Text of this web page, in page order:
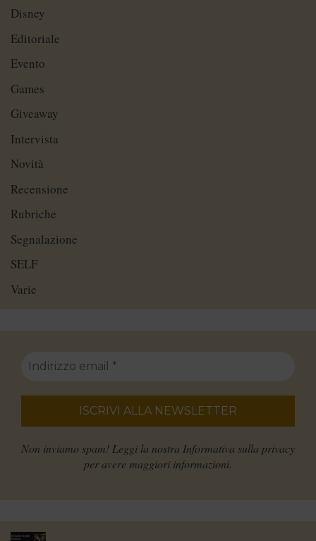
Disney
Editoriale
Evento
Games
Giveaway
Intervista
Novità
Recensione
Rubriche
Segnalazione
SELF
Varie
Non inviamo spam! Leggi la nostra Informativa sulla privacy
per avere maggiori informazioni.